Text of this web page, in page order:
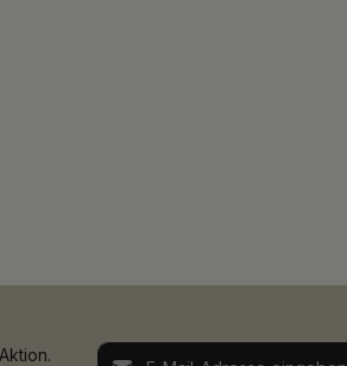
E-Mail-Adresse*